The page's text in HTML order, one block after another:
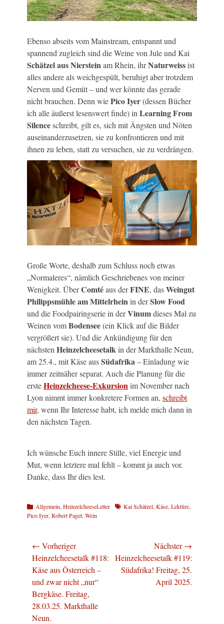
Ebenso abseits vom Mainstream, entspannt und
spannend zugleich sind die Weine von Jule und Kai
Schätzel aus Niersteinam Rhein, ihrNaturweissist
alles andere als weichgespült, beruhigt aber trotzdem
Nerven und Gemüt – und wer könnte das gerade
nicht brauchen. Denn wiePico Iyer(dessen Bücher
ich alle äußerst lesenswert finde) inLearning From
Silenceschreibt, gilt es, sich mit Ängsten und Nöten
auseinanderzusetzen, sie zu konfrontieren und mit
ihnen zu leben, statt zu versuchen, sie zu verdrängen.
Große Worte, deshalb zum Schluss noch etwas
„Normaleres“, nämlich Geschriebenes von meiner
Wenigkeit. ÜberComtéaus derFINE, dasWeingut
Philippsmühle am Mittelrheinin derSlow Food
und die Foodpairingserie in derVinumdieses Mal zu
Weinen vomBodensee(ein Klick auf die Bilder
vergrößert sie). Und die Ankündigung für den
nächstenHeinzelcheesetalkin der Markthalle Neun,
am 25.4., mit Käse ausSüdafrika– Einladung wie
immer zeitnäher separat. Auch die Planung für die
ersteHeinzelcheese-Exkursionim November nach
Lyon nimmt immer konkretere Formen an, schreibt
mir, wenn Ihr Interesse habt, ich melde mich dann in
den nächsten Tagen.
Ich wünsche Euch innere Stille, viel Energie und
Mut, wenn letztere mal fehlt – kommt ja auch vor.
Danke, dass Ihr dies lest.
Kategorien
Allgemein,HeinzelcheeseLetter Schlagworte
Kai Schätzel,Käse,Lektüre,
Pico Iyer,Robert Paget,Wein
Beitragsnavigation
← Vorheriger
Vorheriger
Beitrag:
Heinzelcheesetalk #118:
Käse aus Österreich –
und zwar nicht „nur“
Bergkäse. Freitag,
28.03.25. Markthalle
Neun.
Nächster →
Nächster
Beitrag:
Heinzelcheesetalk #119:
Südafrika! Freitag, 25.
April 2025.